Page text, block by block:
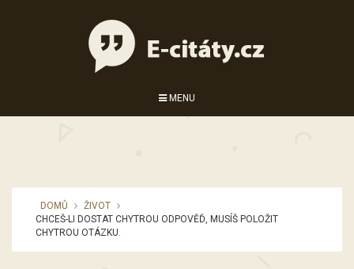
MENU
DOMŮ
ŽIVOT
CHCEŠ-LI DOSTAT CHYTROU ODPOVĚĎ, MUSÍŠ POLOŽIT
CHYTROU OTÁZKU.